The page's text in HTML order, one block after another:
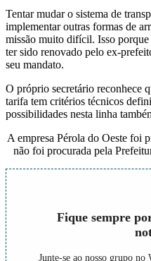
Tentar mudar o sistema de
implementar outras formas de
missão muito difícil. Isso
ter sido renovado pelo ex-
seu mandato.
O próprio secretário reconhece
tarifa tem critérios técnicos
possibilidades nesta linha
A empresa Pérola do Oeste foi
não foi procurada pela
Fique sempre
Junte-se ao nosso grupo